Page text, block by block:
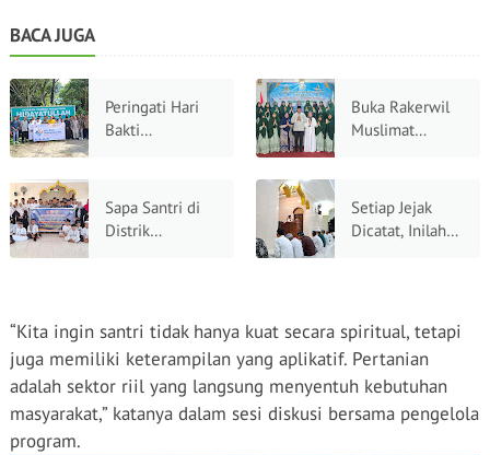
BACA JUGA
Peringati Hari
Bakti
DJPb Papua
Barat Gelar Tali
Kasih di
Buka Rakerwil
Muslimat
Gubernur Papua
Barat Tekankan
Peran Strategis
Sapa Santri di
Distrik
Barat Berbagi
Kebahagiaan
Ramadan
Setiap Jejak
Dicatat, Inilah
Pahala Besar
“Kita ingin santri tidak hanya kuat secara spiritual, tetapi
juga memiliki keterampilan yang aplikatif. Pertanian
adalah sektor riil yang langsung menyentuh kebutuhan
masyarakat,” katanya dalam sesi diskusi bersama pengelola
program.